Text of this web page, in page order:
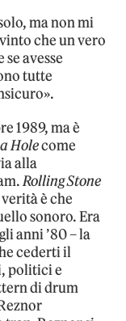
ma non mi
che un vero
avesse
tutte
1989, ma è
Holecome
alla
Rolling Stone
è che
sonoro. Era
anni ’80 – la
cederti il
politici e
di drum